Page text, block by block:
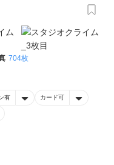
704枚
有 カード可